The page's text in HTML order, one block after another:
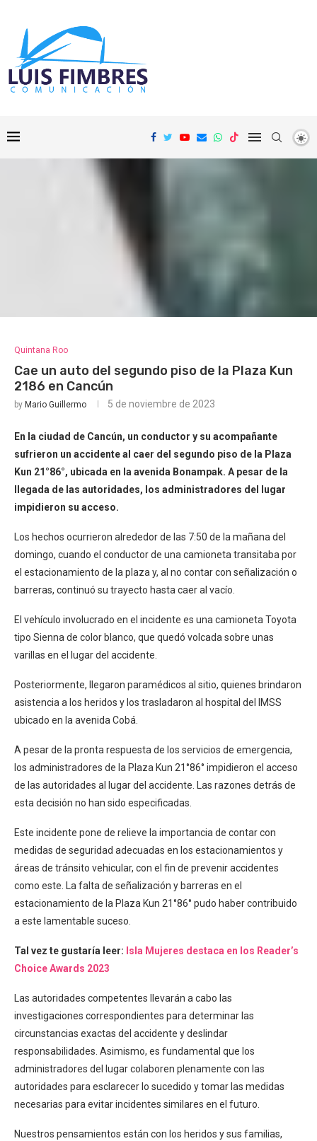
Quintana Roo
Cae un auto del segundo piso de la Plaza Kun
2186 en Cancún
by Mario Guillermo 5 de noviembre de 2023
En la ciudad de Cancún, un conductor y su acompañante
sufrieron un accidente al caer del segundo piso de la Plaza
Kun 21°86°, ubicada en la avenida Bonampak. A pesar de la
llegada de las autoridades, los administradores del lugar
impidieron su acceso.
Los hechos ocurrieron alrededor de las 7:50 de la mañana del
domingo, cuando el conductor de una camioneta transitaba por
el estacionamiento de la plaza y, al no contar con señalización o
barreras, continuó su trayecto hasta caer al vacío.
El vehículo involucrado en el incidente es una camioneta Toyota
tipo Sienna de color blanco, que quedó volcada sobre unas
varillas en el lugar del accidente.
Posteriormente, llegaron paramédicos al sitio, quienes brindaron
asistencia a los heridos y los trasladaron al hospital del IMSS
ubicado en la avenida Cobá.
A pesar de la pronta respuesta de los servicios de emergencia,
los administradores de la Plaza Kun 21°86° impidieron el acceso
de las autoridades al lugar del accidente. Las razones detrás de
esta decisión no han sido especificadas.
Este incidente pone de relieve la importancia de contar con
medidas de seguridad adecuadas en los estacionamientos y
áreas de tránsito vehicular, con el fin de prevenir accidentes
como este. La falta de señalización y barreras en el
estacionamiento de la Plaza Kun 21°86° pudo haber contribuido
a este lamentable suceso.
Tal vez te gustaría leer: Isla Mujeres destaca en los Reader’s
Choice Awards 2023
Las autoridades competentes llevarán a cabo las
investigaciones correspondientes para determinar las
circunstancias exactas del accidente y deslindar
responsabilidades. Asimismo, es fundamental que los
administradores del lugar colaboren plenamente con las
autoridades para esclarecer lo sucedido y tomar las medidas
necesarias para evitar incidentes similares en el futuro.
Nuestros pensamientos están con los heridos y sus familias,